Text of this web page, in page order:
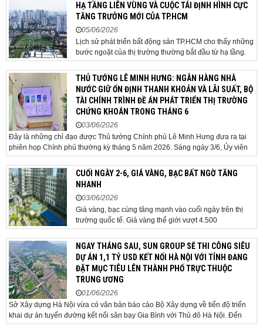
Minh, một chủ nhà tại TP HCM, chấp nhận hạ giá...
HẠ TẦNG LIÊN VÙNG VÀ CUỘC TÁI ĐỊNH HÌNH CỰC
TĂNG TRƯỞNG MỚI CỦA TP.HCM
05/06/2026
Lịch sử phát triển bất động sản TP.HCM cho thấy những
bước ngoặt của thị trường thường bắt đầu từ hạ tầng.
Khi các tuyến kết nối liên vùng đồng loạt tăng tốc, cấu
trúc phát triển đô thị đang dần thay đổi, mở ra những
hành lang tăng trưởng mới và kéo theo quá...
THỦ TƯỚNG LÊ MINH HƯNG: NGÂN HÀNG NHÀ
NƯỚC GIỮ ỔN ĐỊNH THANH KHOẢN VÀ LÃI SUẤT, BỘ
TÀI CHÍNH TRÌNH ĐỀ ÁN PHÁT TRIỂN THỊ TRƯỜNG
CHỨNG KHOÁN TRONG THÁNG 6
03/06/2026
Đây là những chỉ đạo được Thủ tướng Chính phủ Lê Minh Hưng đưa ra tại
phiên họp Chính phủ thường kỳ tháng 5 năm 2026. Sáng ngày 3/6, Ủy viên
Bộ Chính trị, Bí thư Đảng ủy Chính phủ, Thủ tướng Chính phủ Lê Minh Hưng
đã chủ trì phiên họp Chính phủ thường...CUỐI NGÀY 2-6, GIÁ VÀNG, BẠC BẤT NGỜ TĂNG
NHANH
03/06/2026
Giá vàng, bạc cùng tăng mạnh vào cuối ngày trên thị
trường quốc tế. Giá vàng thế giới vượt 4.500
USD/ounce. Cuối ngày 2-6, giá vàng hôm nay trên thị
trường quốc tế được giao dịch ở mức 4.520
USD/ounce, tăng khoảng 35 USD/ounce so với buổi
sáng. Trong phiên, có thời điểm giá vàng...
NGAY THÁNG SAU, SUN GROUP SẼ THI CÔNG SIÊU
DỰ ÁN 1,1 TỶ USD KẾT NỐI HÀ NỘI VỚI TỈNH ĐANG
ĐẶT MỤC TIÊU LÊN THÀNH PHỐ TRỰC THUỘC
TRUNG ƯƠNG
01/06/2026
Sở Xây dựng Hà Nội vừa có văn bản báo cáo Bộ Xây dựng về tiến độ triển
khai dự án tuyến đường kết nối sân bay Gia Bình với Thủ đô Hà Nội. Đến
nay, công tác giải phóng mặt bằng và chuẩn bị đầu tư của dự án đã ghi nhận